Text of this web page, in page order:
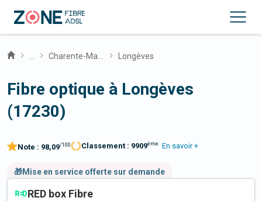
Longèves
Fibre optique à Longèves
(17230)
Note : 98,09/100 Classement : 9909ème En savoir +
🎁Mise en service offerte sur demande
RED box Fibre